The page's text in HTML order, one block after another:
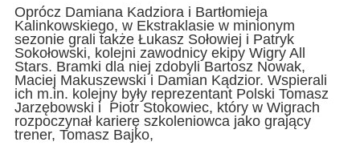
Oprócz Damiana Kadziora i Bartłomieja
Kalinkowskiego, w Ekstraklasie w minionym
sezonie grali także Łukasz Sołowiej i Patryk
Sokołowski, kolejni zawodnicy ekipy Wigry All
Stars. Bramki dla niej zdobyli Bartosz Nowak,
Maciej Makuszewski i Damian Kądzior. Wspierali
ich m.in. kolejny były reprezentant Polski Tomasz
Jarzębowski i Piotr Stokowiec, który w Wigrach
rozpoczynał karierę szkoleniowca jako grający
trener, Tomasz Bajko,